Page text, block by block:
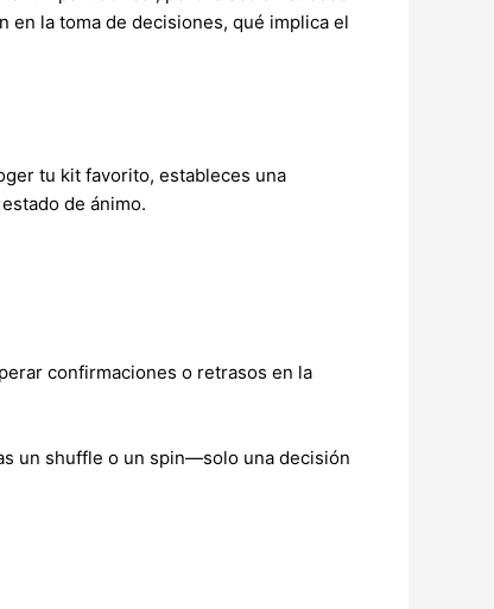
la toma de decisiones, qué implica el
tu kit favorito, estableces una
de ánimo.
confirmaciones o retrasos en la
un shuffle o un spin—solo una decisión